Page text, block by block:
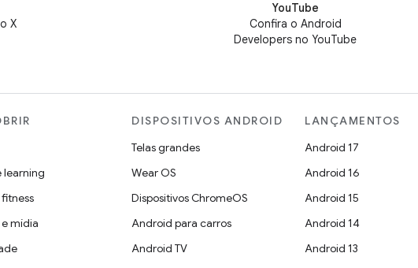
X
YouTube
Confira o Android
Developers no YouTube
learning
fitness
e mídia
DISPOSITIVOS ANDROID
Telas grandes
Wear OS
Dispositivos ChromeOS
Android para carros
Android TV
LANÇAMENTOS
Android 17
Android 16
Android 15
Android 14
Android 13